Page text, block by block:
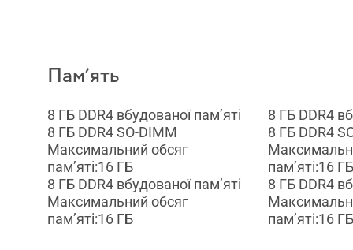
Пам’ять
8 ГБ DDR4 вбудованої пам’яті
8 ГБ DDR4 SO-DIMM
Максимальний обсяг
пам’яті:16 ГБ
8 ГБ DDR4 вбудованої пам’яті
Максимальний обсяг
пам’яті:16 ГБ
8 ГБ DDR4
8 ГБ DDR4
пам’яті:16 ГБ
8 ГБ DDR4
пам’яті:16 ГБ